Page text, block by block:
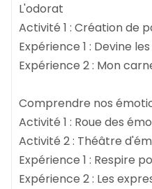
L'odorat
Activité 1 : Création de
Expérience 1 : Devine
Expérience 2 : Mon
Comprendre nos
Activité 1 : Roue des
Activité 2 : Théâtre
Expérience 1 : Respire
Expérience 2 : Les